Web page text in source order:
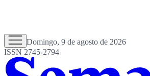
Domingo, 9 de agosto de 2026
ISSN 2745-2794